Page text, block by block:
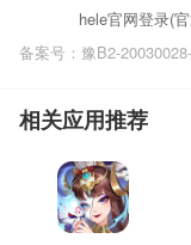
hele官网登录(
备案号：豫B2-
相关应用推荐